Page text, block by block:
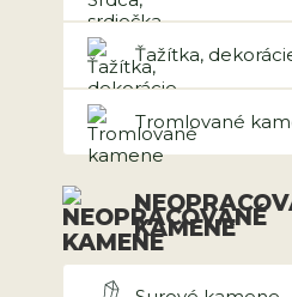
Ťažítka,
Tromlované
KAMENE